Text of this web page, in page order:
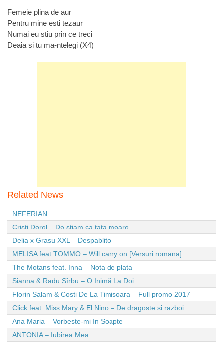
Femeie plina de aur
Pentru mine esti tezaur
Numai eu stiu prin ce treci
Deaia si tu ma-ntelegi (X4)
Related News
NEFERIAN
Cristi Dorel – De stiam ca tata moare
Delia x Grasu XXL – Despablito
MELISA feat TOMMO – Will carry on [Versuri romana]
The Motans feat. Inna – Nota de plata
Sianna & Radu Sîrbu – O Inimă La Doi
Florin Salam & Costi De La Timisoara – Full promo 2017
Click feat. Miss Mary & El Nino – De dragoste si razboi
Ana Maria – Vorbeste-mi In Soapte
ANTONIA – Iubirea Mea